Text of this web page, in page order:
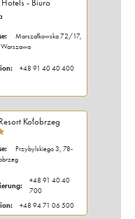
- Biuro
Marszałkowska 72/17,
+48 91 40 40 400
Kołobrzeg
Przybylskiego 3, 78-
+48 91 40 40
700
+48 94 71 06 500